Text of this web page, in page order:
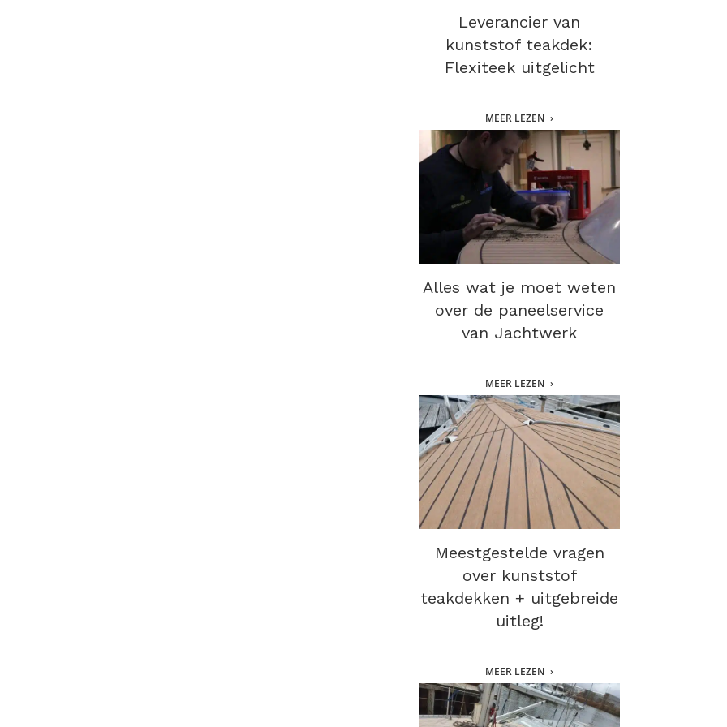
Leverancier van
kunststof teakdek:
Flexiteek uitgelicht
MEER LEZEN
Alles wat je moet weten
over de paneelservice
van Jachtwerk
MEER LEZEN
Meestgestelde vragen
over kunststof
teakdekken + uitgebreide
uitleg!
MEER LEZEN